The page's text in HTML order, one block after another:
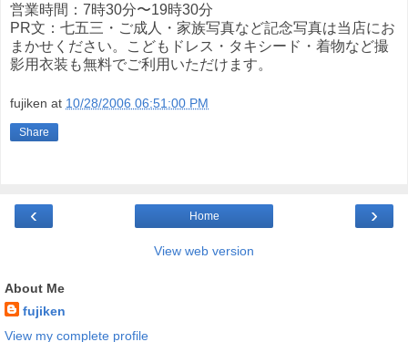
営業時間：7時30分〜19時30分
PR文：七五三・ご成人・家族写真など記念写真は当店にお
まかせください。こどもドレス・タキシード・着物など撮
影用衣装も無料でご利用いただけます。
fujiken at 10/28/2006 06:51:00 PM
Share
‹ ›
Home
View web version
About Me
fujiken
View my complete profile